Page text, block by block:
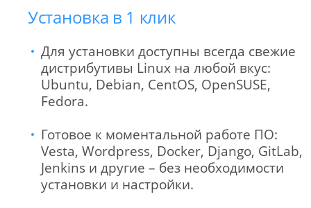
Установка в 1 клик
Для установки доступны всегда свежие
дистрибутивы Linux на любой вкус:
Ubuntu, Debian, CentOS, OpenSUSE,
Fedora.
Готовое к моментальной работе ПО:
Vesta, Wordpress, Docker, Django, GitLab,
Jenkins и другие – без необходимости
установки и настройки.